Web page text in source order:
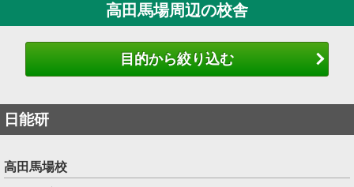
高田馬場周辺の校舎
目的から絞り込む
日能研
高田馬場校